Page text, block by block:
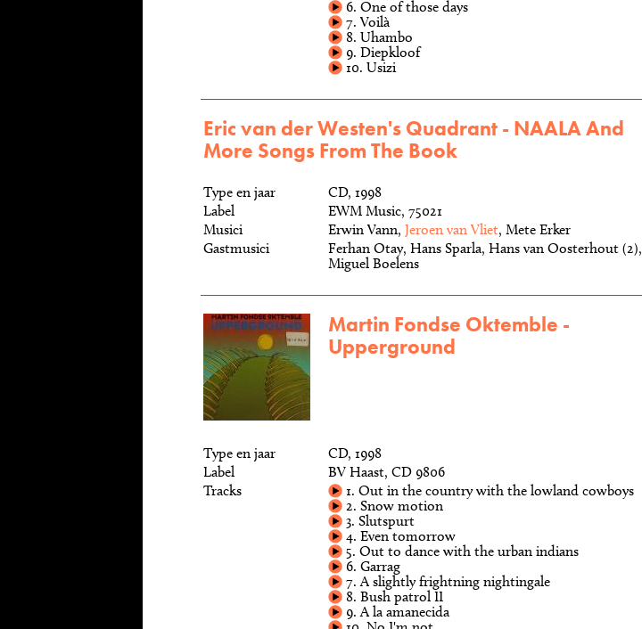
6. One of those days
7. Voilà
8. Uhambo
9. Diepkloof
10. Usizi
Eric van der Westen's Quadrant - NAALA And
More Songs From The Book
Type en jaar
CD, 1998
Label
EWM Music, 75021
Musici
Erwin Vann, Jeroen van Vliet, Mete Erker
Gastmusici
Ferhan Otay, Hans Sparla, Hans van Oosterhout (2),
Miguel Boelens
Martin Fondse Oktemble -
Upperground
Type en jaar
CD, 1998
Label
BV Haast, CD 9806
Tracks
1. Out in the country with the lowland cowboys
2. Snow motion
3. Slutspurt
4. Even tomorrow
5. Out to dance with the urban indians
6. Garrag
7. A slightly frightning nightingale
8. Bush patrol II
9. A la amanecida